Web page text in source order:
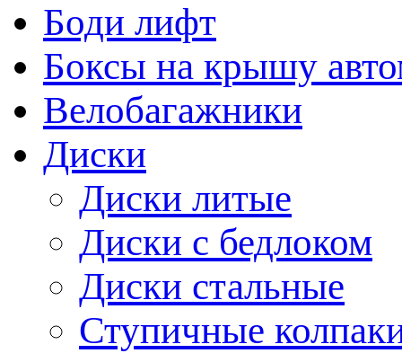
Боди лифт
Боксы на крышу
Велобагажники
Диски
Диски литые
Диски с бедлоком
Диски стальные
Ступичные